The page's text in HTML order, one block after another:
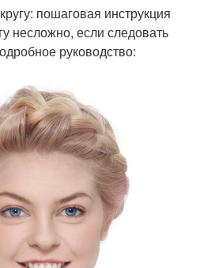
пошаговая инструкция
несложно, если следовать
руководство: